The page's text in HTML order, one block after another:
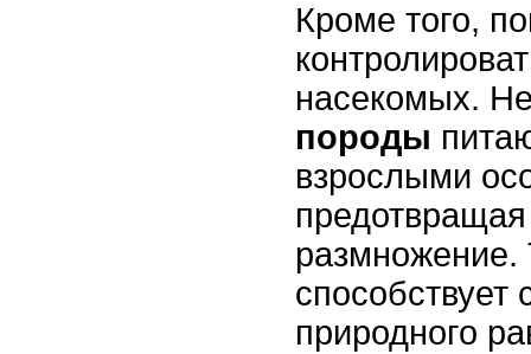
Кроме того,
насекомых.
породы
взрослыми
размножение.
способствует
природного